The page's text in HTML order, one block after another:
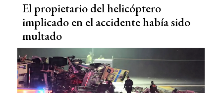
El propietario del helicóptero
implicado en el accidente había sido
multado